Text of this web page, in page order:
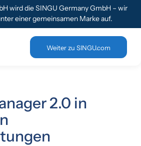
wird die SINGU Germany GmbH – wir
einer gemeinsamen Marke auf.
Weiter zu SINGU.com
2.0 in